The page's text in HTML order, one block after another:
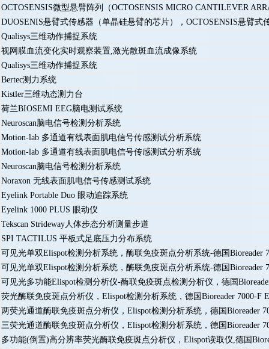
OCTOSENSIS微型悬臂阵列（OCTOSENSIS MICRO CANTILEVER
DUOSENIS悬臂式传感器（单晶硅悬臂的芯片），OCTOSENSIS悬臂式
Qualisys三维动作捕捉系统
视网膜血流变化实时观察装置,激光散斑血流成像系统
Qualisys三维动作捕捉系统
Bertec测力系统
Kistler三维动态测力台
荷兰BIOSEMI EEG脑电测试系统
Neuroscan脑电信号检测分析系统
Motion-lab 多通道有线表面肌电信号传感测试分析系统
Motion-lab 多通道有线表面肌电信号传感测试分析系统
Neuroscan脑电信号检测分析系统
Noraxon 无线表面肌电信号传感测试系统
Eyelink Portable Duo 眼动追踪系统
Eyelink 1000 PLUS 眼动仪
Tekscan Strideway人体步态分析测量步道
SPI TACTILUS 平板式足底压力分布系统
可见光单双Elispot检测分析系统，酶联免疫斑点分析系统-德国Bioreader
可见光单双Elispot检测分析系统，酶联免疫斑点分析系统-德国Bioreader
可见光多功能Elispot检测分析仪-酶联免疫斑点检测分析仪，德国
荧光酶联免疫斑点分析仪，Elispot检测分析系统，德国Bioreader 7000-F
两荧光通道酶联免疫斑点分析仪，Elispot检测分析系统，德国Bioreader
三荧光通道酶联免疫斑点分析仪，Elispot检测分析系统，德国Bioreader
多功能(倒置)高分辨率荧光酶联免疫斑点分析仪，Elispot读取仪,德国